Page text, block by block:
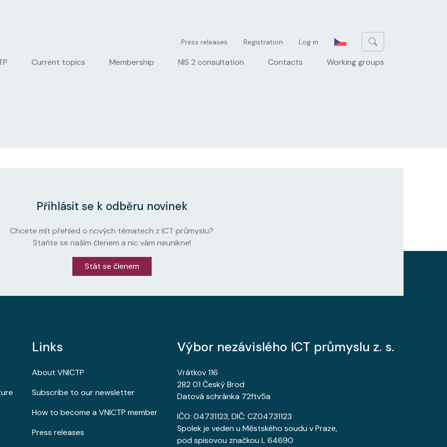
User account menu
Press releases Registration Log in
Current topics Membership NIS 2 consultation Contacts Working groups
Přihlásit se k odběru novinek
Chcete mít přehled o nových tématech z ICT průmyslu?
Staňte se naším členem a nic vám neunikne!
Stát se členem
Links
About VNICTP
Subscribe to our newsletter
How to become a VNICTP member
Press releases
Výbor nezávislého ICT průmyslu z. s.
Vrátkov 116
282 01 Český Brod
Datová schránka 72ftv5a
IČO: 04731123, DIČ: CZ04731123
Spolek je veden u Městského soudu v Praze,
pod spisovou značkou L 64690